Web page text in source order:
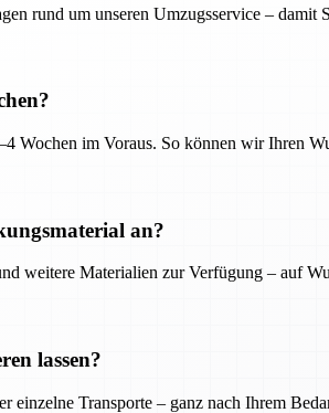
rund um unseren Umzugsservice – damit
Wochen im Voraus. So können wir Ihren
an?
weitere Materialien zur Verfügung – auf
lassen?
einzelne Transporte – ganz nach Ihrem